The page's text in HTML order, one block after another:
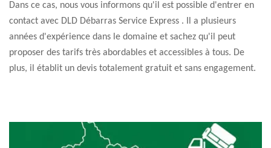
Dans ce cas, nous vous informons qu'il est possible d'entrer en
contact avec DLD Débarras Service Express . Il a plusieurs
années d'expérience dans le domaine et sachez qu'il peut
proposer des tarifs très abordables et accessibles à tous. De
plus, il établit un devis totalement gratuit et sans engagement.